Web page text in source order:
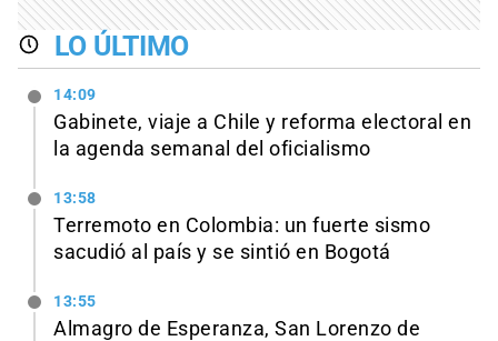
LO ÚLTIMO
14:09
Gabinete, viaje a Chile y reforma electoral en
la agenda semanal del oficialismo
13:58
Terremoto en Colombia: un fuerte sismo
sacudió al país y se sintió en Bogotá
13:55
Almagro de Esperanza, San Lorenzo de